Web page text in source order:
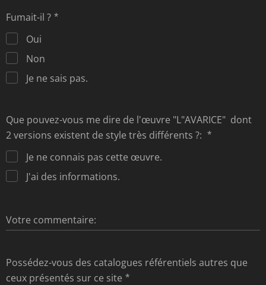
Fumait-il ?
Oui
Non
Je ne sais pas.
Que pouvez-vous me dire de l'œuvre "L"AVARICE" dont
2 versions existent de style très différents ?:
Je ne connais pas cette œuvre.
J'ai des informations.
Votre commentaire:
Possédez-vous des catalogues référentiels autres que
ceux présentés sur ce site